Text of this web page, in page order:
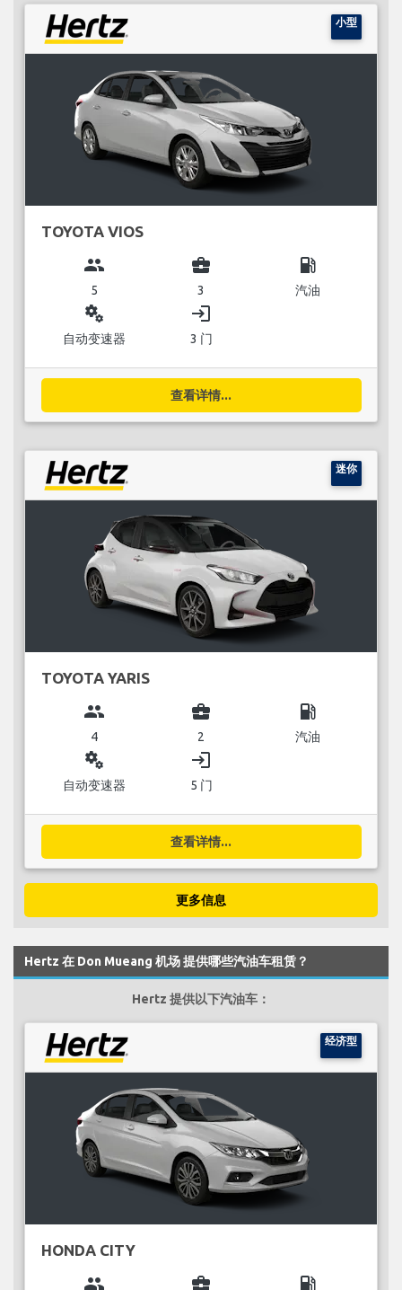
小型
TOYOTA VIOS
group
5
business_center
3
local_gas_station
汽油
miscellaneous_services
自动变速器
login
3 门
查看详情...
迷你
TOYOTA YARIS
group
4
business_center
2
local_gas_station
汽油
miscellaneous_services
自动变速器
login
5 门
查看详情...
更多信息
Hertz 在 Don Mueang 机场 提供哪些汽油车租赁？
Hertz 提供以下汽油车：
经济型
HONDA CITY
group business_center local_gas_station